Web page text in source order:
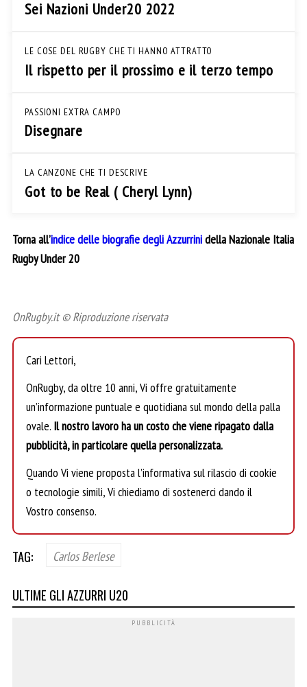
Sei Nazioni Under20 2022
LE COSE DEL RUGBY CHE TI HANNO ATTRATTO
Il rispetto per il prossimo e il terzo tempo
PASSIONI EXTRA CAMPO
Disegnare
LA CANZONE CHE TI DESCRIVE
Got to be Real ( Cheryl Lynn)
Torna all’indice delle biografie degli Azzurrinidella Nazionale Italia
Rugby Under 20
OnRugby.it © Riproduzione riservata
Cari Lettori,
OnRugby, da oltre 10 anni, Vi offre gratuitamente
un’informazione puntuale e quotidiana sul mondo della palla
ovale. Il nostro lavoro ha un costo che viene ripagato dalla
pubblicità, in particolare quella personalizzata.
Quando Vi viene proposta l’informativa sul rilascio di cookie
o tecnologie simili, Vi chiediamo di sostenerci dando il
Vostro consenso.
TAG: Carlos Berlese
ULTIME GLI AZZURRI U20